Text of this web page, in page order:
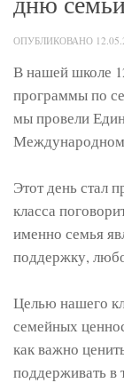
ОПУБЛИКОВАНО
В нашей школе
программы по
мы провели
Этот день стал
класса
именно семья
поддержку,
Целью нашего
семейных
как важно
поддерживать